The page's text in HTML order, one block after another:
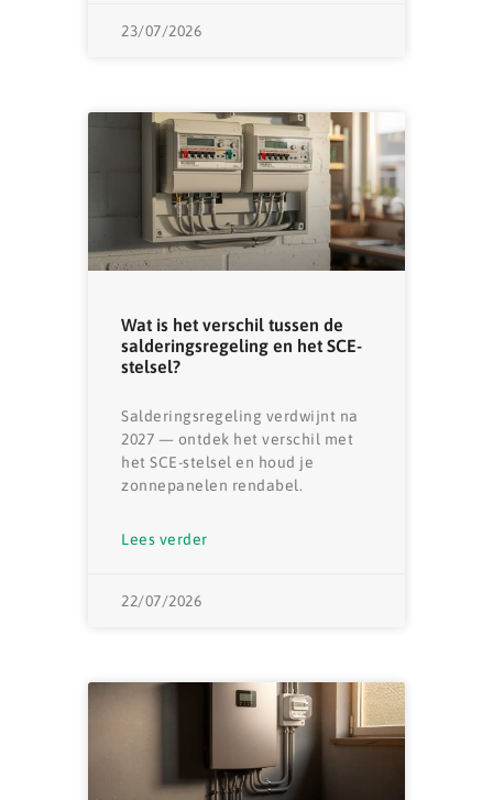
23/07/2026
Wat is het verschil tussen de
salderingsregeling en het SCE-
stelsel?
Salderingsregeling verdwijnt na
2027 — ontdek het verschil met
het SCE-stelsel en houd je
zonnepanelen rendabel.
Lees verder
22/07/2026